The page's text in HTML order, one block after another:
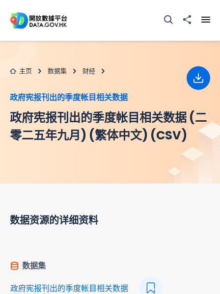
打开搜寻器分享至
主页 数据集 财经
政府宪报刊出的季度帐目相关数据
政府宪报刊出的季度帐目相关数据 (二
零二五年九月) (繁体中文) (CSV)
下载
数据资源的详细资料
数据集
政府宪报刊出的季度帐目相关数据